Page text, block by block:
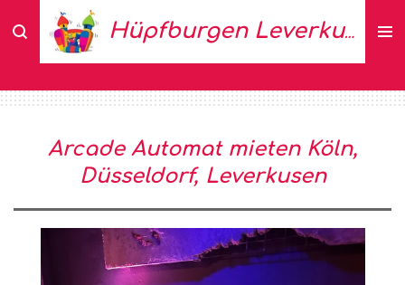
Hauptinhalt
springen
Hüpfburgen Leverkusen
Arcade Automat mieten Köln,
Düsseldorf, Leverkusen